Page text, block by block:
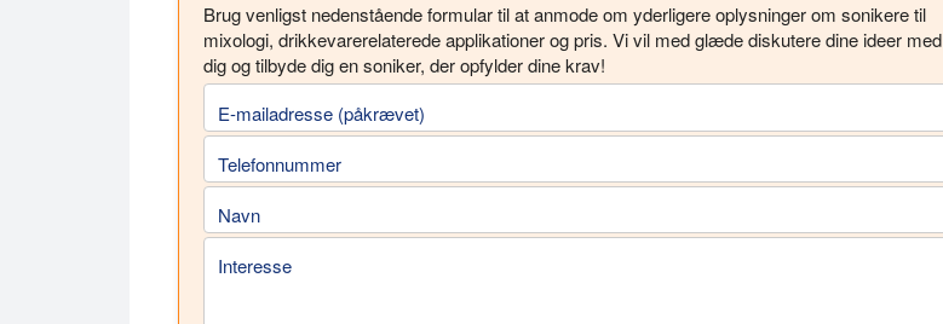
Brug venligst nedenstående formular til at anmode om yderligere oplysninger om sonikere til
mixologi, drikkevarerelaterede applikationer og pris. Vi vil med glæde diskutere dine ideer med
dig og tilbyde dig en soniker, der opfylder dine krav!
E-mailadresse (påkrævet)
Telefonnummer
Navn
Interesse